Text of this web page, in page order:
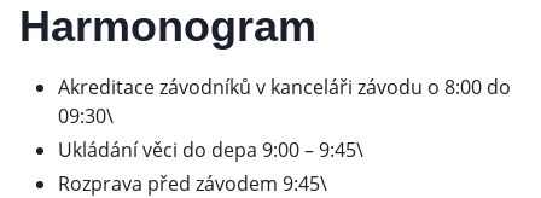
Harmonogram
Akreditace závodníků v kanceláři závodu o 8:00 do
09:30\
Ukládání věci do depa 9:00 – 9:45\
Rozprava před závodem 9:45\